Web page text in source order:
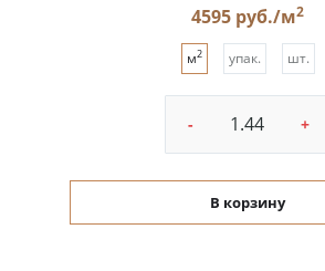
4595 руб./м2
м2 упак. шт.
- +
В корзину